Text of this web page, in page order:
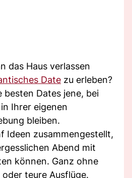
das Haus verlassen
Date zu erleben?
besten Dates jene, bei
Ihrer eigenen
bleiben.
Ideen zusammengestellt,
Abend mit
können. Ganz ohne
teure Ausflüge.